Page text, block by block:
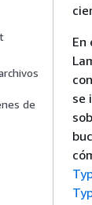
de
En
se